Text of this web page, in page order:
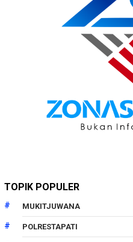
TOPIK POPULER
MUKITJUWANA
POLRESTAPATI